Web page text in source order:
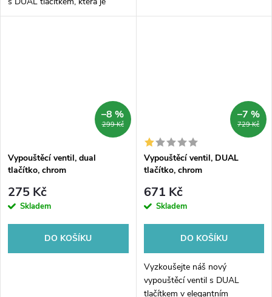
vybavena spodním
299 Kč
–8 %
Vypouštěcí ventil, dual
tlačítko, chrom
275 Kč
Skladem
DO KOŠÍKU
729 Kč
–7 %
Vypouštěcí ventil, DUAL
tlačítko, chrom
671 Kč
Skladem
DO KOŠÍKU
Vyzkoušejte náš nový
vypouštěcí ventil s DUAL
tlačítkem v elegantním